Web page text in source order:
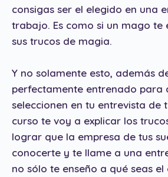
consigas ser el elegido en una
trabajo. Es como si un mago te
sus trucos de magia.
Y no solamente esto, además
perfectamente entrenado para
seleccionen en tu entrevista de
curso te voy a explicar los
lograr que la empresa de tus
conocerte y te llame a una
no sólo te enseño a qué seas